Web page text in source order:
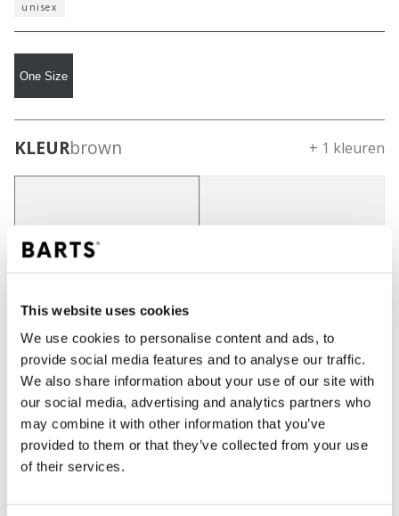
This website uses cookies
We use cookies to personalise content and ads, to
provide social media features and to analyse our traffic.
We also share information about your use of our site with
our social media, advertising and analytics partners who
may combine it with other information that you’ve
provided to them or that they’ve collected from your use
of their services.
unisex
One Size
KLEURbrown + 1 kleuren